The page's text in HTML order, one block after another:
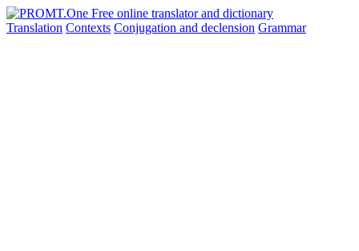
Translation Contexts Conjugation and declension Grammar